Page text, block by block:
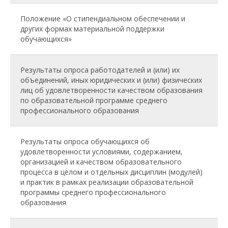
Положение «О стипендиальном обеспечении и
других формах материальной поддержки
обучающихся»
Результаты опроса работодателей и (или) их
объединений, иных юридических и (или) физических
лиц об удовлетворенности качеством образования
по образовательной программе среднего
профессионального образования
Результаты опроса обучающихся об
удовлетворенности условиями, содержанием,
организацией и качеством образовательного
процесса в целом и отдельных дисциплин (модулей)
и практик в рамках реализации образовательной
программы среднего профессионального
образования